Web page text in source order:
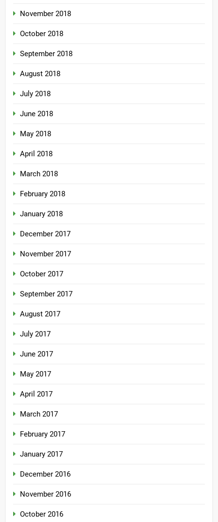
November 2018
October 2018
September 2018
August 2018
July 2018
June 2018
May 2018
April 2018
March 2018
February 2018
January 2018
December 2017
November 2017
October 2017
September 2017
August 2017
July 2017
June 2017
May 2017
April 2017
March 2017
February 2017
January 2017
December 2016
November 2016
October 2016